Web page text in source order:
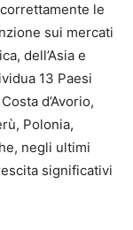
le
sui mercati
dell’Asia e
13 Paesi
d’Avorio,
Polonia,
negli ultimi
significativi